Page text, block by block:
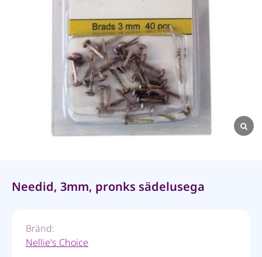
Needid, 3mm, pronks sädelusega
Bränd:
Nellie's Choice